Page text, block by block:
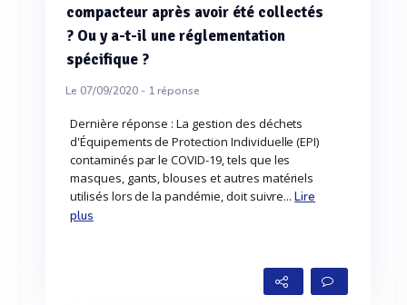
compacteur après avoir été collectés
? Ou y a-t-il une réglementation
spécifique ?
Le 07/09/2020 - 1réponse
Dernière réponse : La gestion des déchets
d'Équipements de Protection Individuelle (EPI)
contaminés par le COVID-19, tels que les
masques, gants, blouses et autres matériels
utilisés lors de la pandémie, doit suivre...Lire
plus